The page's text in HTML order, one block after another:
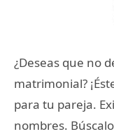
¿Deseas que no
matrimonial?
para tu pareja.
nombres.